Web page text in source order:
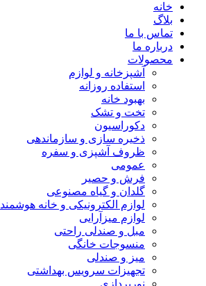
خانه
بلاگ
تماس با ما
درباره ما
محصولات
آشپزخانه و لوازم
استفاده روزانه
بهبود خانه
تخت و تشک
دکوراسیون
ذخیره سازی و سازماندهی
ظروف آشپزی و سفره
عمومی
فرش و حصیر
گلدان و گیاه مصنوعی
لوازم الکترونیکی و خانه هوشمند
لوازم میزآرایی
مبل و صندلی راحتی
منسوجات خانگی
میز و صندلی
تجهیزات سرویس بهداشتی